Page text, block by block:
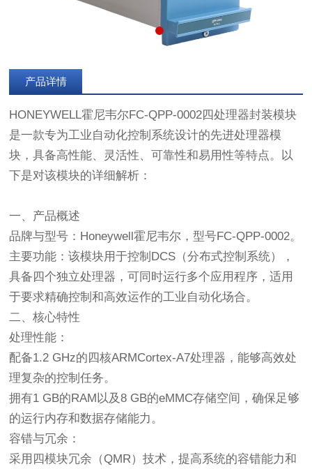
产品详情
HONEYWELL霍尼韦尔FC-QPP-0002四处理器封装模块
是一款专为工业自动化控制系统设计的先进处理器模
块，具备高性能、灵活性、可靠性和易用性等特点。以
下是对该模块的详细解析：
一、产品概述
品牌与型号：Honeywell霍尼韦尔，型号FC-QPP-0002。
主要功能：该模块用于控制DCS（分布式控制系统），
具备四个独立处理器，可同时运行多个应用程序，适用
于要求精确控制和高效运作的工业自动化场合。
二、核心特性
处理性能：
配备1.2 GHz的四核ARMCortex-A7处理器，能够高效处
理复杂的控制任务。
拥有1 GB的RAM以及8 GB的eMMC存储空间，确保足够
的运行内存和数据存储能力。
容错与冗余：
采用四模块冗余（QMR）技术，提高系统的容错能力和